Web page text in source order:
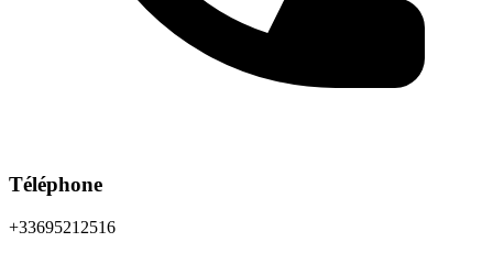
Téléphone
+33695212516